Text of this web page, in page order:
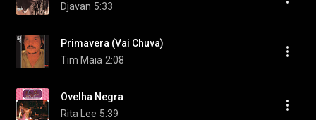
Djavan 5:33
Primavera (Vai Chuva)
Tim Maia 2:08
Ovelha Negra
Rita Lee 5:39